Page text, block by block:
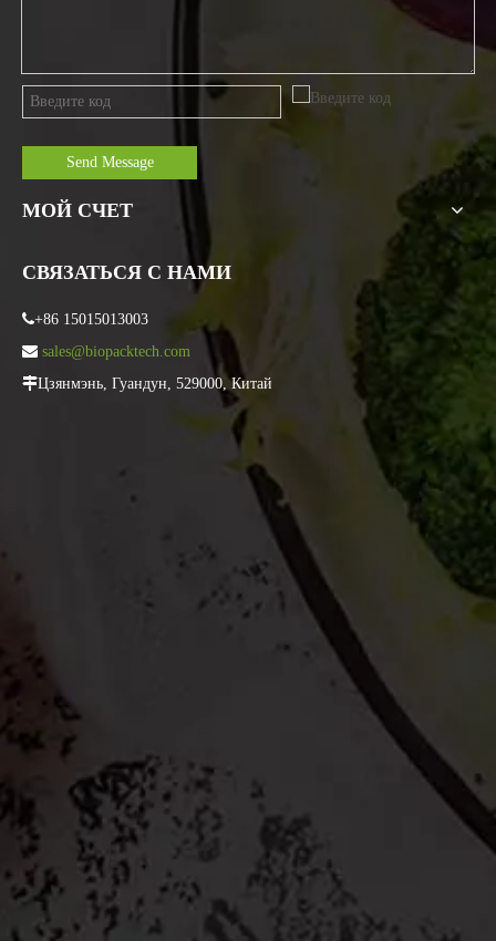
Send Message
МОЙ СЧЕТ
СВЯЗАТЬСЯ С НАМИ
+86 15015013003
 sales@biopacktech.com
Цзянмэнь, Гуандун, 529000, Китай